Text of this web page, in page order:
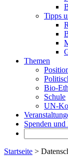
Tipps
Themen
Bio-
Schule
UN-
Spenden
Startseite >